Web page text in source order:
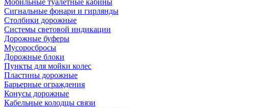
Мобильные туалетные кабины
Сигнальные фонари и гирлянды
Столбики дорожные
Системы световой индикации
Дорожные буферы
Мусоросбросы
Дорожные блоки
Пункты для мойки колес
Пластины дорожные
Барьерные ограждения
Конусы дорожные
Кабельные колодцы связи